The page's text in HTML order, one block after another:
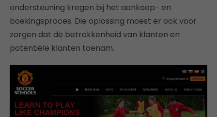
ondersteuning kregen bij het aankoop- en
boekingsproces. Die oplossing moest er ook voor
zorgen dat de betrokkenheid van klanten en
potentiële klanten toenam.